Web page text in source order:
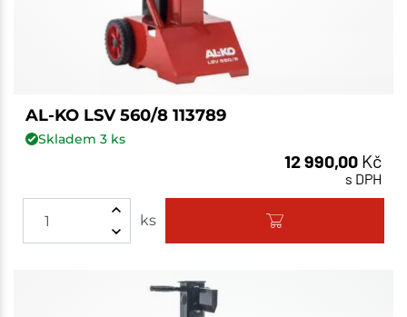
AL-KO LSV 560/8 113789
Skladem 3ks
12 990,00 Kč
s DPH
ks